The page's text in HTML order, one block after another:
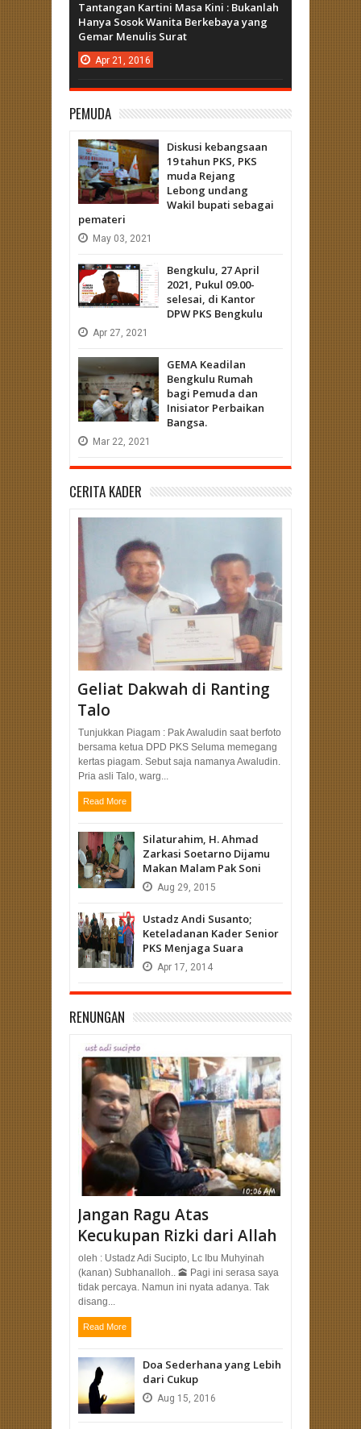
Tantangan Kartini Masa Kini : Bukanlah
Hanya Sosok Wanita Berkebaya yang
Gemar Menulis Surat
Apr 21, 2016
PEMUDA
Diskusi kebangsaan
19 tahun PKS, PKS
muda Rejang
Lebong undang
Wakil bupati sebagai
pemateri
May 03, 2021
Bengkulu, 27 April
2021, Pukul 09.00-
selesai, di Kantor
DPW PKS Bengkulu
Apr 27, 2021
GEMA Keadilan
Bengkulu Rumah
bagi Pemuda dan
Inisiator Perbaikan
Bangsa.
Mar 22, 2021
CERITA KADER
Geliat Dakwah di Ranting
Talo
Tunjukkan Piagam : Pak Awaludin saat berfoto
bersama ketua DPD PKS Seluma memegang
kertas piagam. Sebut saja namanya Awaludin.
Pria asli Talo, warg...
Read More
Silaturahim, H. Ahmad
Zarkasi Soetarno Dijamu
Makan Malam Pak Soni
Aug 29, 2015
Ustadz Andi Susanto;
Keteladanan Kader Senior
PKS Menjaga Suara
Apr 17, 2014
RENUNGAN
Jangan Ragu Atas
Kecukupan Rizki dari Allah
oleh : Ustadz Adi Sucipto, Lc Ibu Muhyinah
(kanan) Subhanalloh.. 🕋 Pagi ini serasa saya
tidak percaya. Namun ini nyata adanya. Tak
disang...
Read More
Doa Sederhana yang Lebih
dari Cukup
Aug 15, 2016